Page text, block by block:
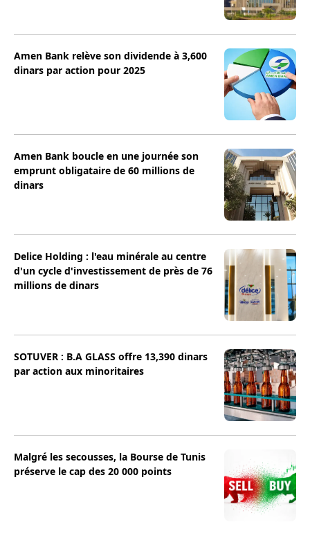
Amen Bank relève son dividende à 3,600
dinars par action pour 2025
Amen Bank boucle en une journée son
emprunt obligataire de 60 millions de
dinars
Delice Holding : l'eau minérale au centre
d'un cycle d'investissement de près de 76
millions de dinars
SOTUVER : B.A GLASS offre 13,390 dinars
par action aux minoritaires
Malgré les secousses, la Bourse de Tunis
préserve le cap des 20 000 points